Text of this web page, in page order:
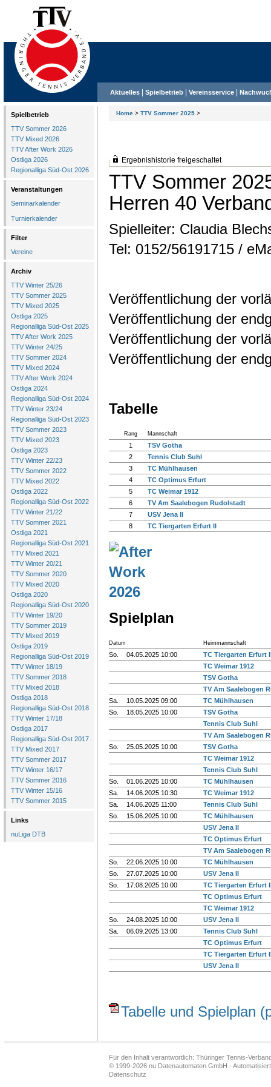
Aktuelles Spielbetrieb Vereinsservice
Home > TTV Sommer 2025 >
Spielbetrieb
TTV Sommer 2026
TTV Mixed 2026
TTV After Work 2026
Ostliga 2026
Regionalliga Süd-Ost 2026
Veranstaltungen
Seminarkalender
Turnierkalender
Filter
Vereine
Archiv
TTV Winter 25/26
TTV Sommer 2025
TTV Mixed 2025
Ostliga 2025
Regionalliga Süd-Ost 2025
TTV After Work 2025
TTV Winter 24/25
TTV Sommer 2024
TTV Mixed 2024
TTV After Work 2024
Ostliga 2024
Regionalliga Süd-Ost 2024
TTV Winter 23/24
Regionalliga Süd-Ost 2023
TTV Sommer 2023
TTV Mixed 2023
Ostliga 2023
TTV Winter 22/23
TTV Sommer 2022
TTV Mixed 2022
Ostliga 2022
Regionalliga Süd-Ost 2022
TTV Winter 21/22
TTV Sommer 2021
Ostliga 2021
Regionalliga Süd-Ost 2021
TTV Mixed 2021
TTV Winter 20/21
TTV Sommer 2020
TTV Mixed 2020
Ostliga 2020
Regionalliga Süd-Ost 2020
TTV Winter 19/20
TTV Sommer 2019
TTV Mixed 2019
Ostliga 2019
Regionalliga Süd-Ost 2019
TTV Winter 18/19
TTV Sommer 2018
TTV Mixed 2018
Ostliga 2018
Regionalliga Süd-Ost 2018
TTV Winter 17/18
Ostliga 2017
Regionalliga Süd-Ost 2017
TTV Mixed 2017
TTV Sommer 2017
TTV Winter 16/17
TTV Sommer 2016
TTV Winter 15/16
TTV Sommer 2015
Links
nuLiga DTB
Ergebnishistorie freigeschaltet
TTV Sommer
Herren 40
Spielleiter: Claudia
Tel: 0152/56191715 /
Veröffentlichung der
Veröffentlichung der
Veröffentlichung der
Veröffentlichung der
Tabelle
Rang Mannschaft
1
TSV Gotha
2
Tennis Club Suhl
3
TC Mühlhausen
4
TC Optimus Erfurt
5
TC Weimar 1912
6
TV Am Saalebogen Rudolstadt
7
USV Jena II
8
TC Tiergarten Erfurt II
Spielplan
Datum Heimmannschaft
So. 04.05.2025 10:00
TC Tiergarten Erfurt
TC Weimar 1912
TSV Gotha
TV Am Saalebogen
Sa.
10.05.2025 09:00
TC Mühlhausen
So.
18.05.2025 10:00
TSV Gotha
Tennis Club Suhl
TV Am Saalebogen
So.
25.05.2025 10:00
TSV Gotha
TC Weimar 1912
Tennis Club Suhl
So.
01.06.2025 10:00
TC Mühlhausen
Sa.
14.06.2025 10:30
TC Weimar 1912
Sa.
14.06.2025 11:00
Tennis Club Suhl
So.
15.06.2025 10:00
TC Mühlhausen
USV Jena II
TC Optimus Erfurt
TV Am Saalebogen
So.
22.06.2025 10:00
TC Mühlhausen
So.
27.07.2025 10:00
USV Jena II
So.
17.08.2025 10:00
TC Tiergarten Erfurt
TC Optimus Erfurt
TC Weimar 1912
So.
24.08.2025 10:00
USV Jena II
Sa.
06.09.2025 13:00
Tennis Club Suhl
TC Optimus Erfurt
TC Tiergarten Erfurt
USV Jena II
Tabelle und Spielplan
Für den Inhalt verantwortlich: Thüringer Tennis-
© 1999-2026 nu Datenautomaten GmbH -
Datenschutz